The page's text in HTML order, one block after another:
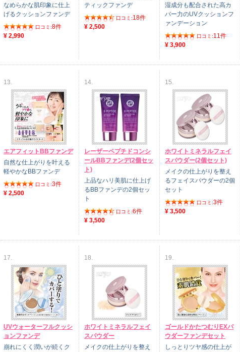
なめらかな肌印象に仕上
げるクッションファンデ
口コミ:8件
¥ 2,990
ティックファンデ
口コミ:18件
¥ 2,500
湿成分も配合された高カ
バー力のUVクッションフ
ァンデーション
口コミ:11件
¥ 3,900
13.
エアフィットBBファンデ
自然な仕上がりを叶える
軽やかなBBファンデ
口コミ:3件
¥ 2,500
14.
レーザーペプチドコンシ
ールBBファンデ(2個セッ
ト)
上品なハリ美肌に仕上げ
るBBファンデの2個セッ
ト
口コミ:6件
¥ 3,500
15.
ホワイトミネラルフェイ
スパウダー(2個セット)
メイクの仕上がりを整え
るフェイスパウダーの2個
セット
口コミ:3件
¥ 3,500
17.
UVウォーターフルクッシ
ョンファンデ
崩れにくく潤いが続くク
18.
ホワイトミネラルフェイ
スパウダー
メイクの仕上がりを整え
19.
ゴールドかたつむりEXパ
ウダーファンデセット
しっとりツヤ感の仕上が